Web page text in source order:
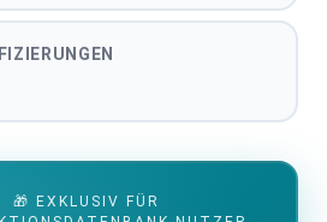
🎁 EXKLUSIV FÜR